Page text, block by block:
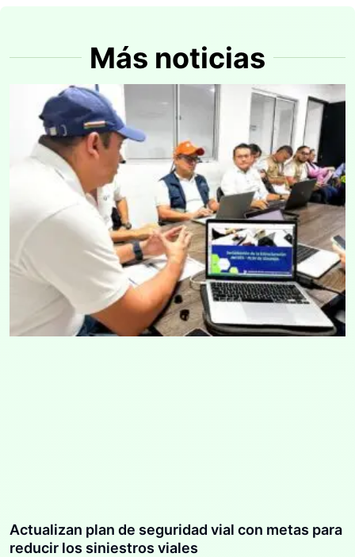
Más noticias
Actualizan plan de seguridad vial con metas para
reducir los siniestros viales